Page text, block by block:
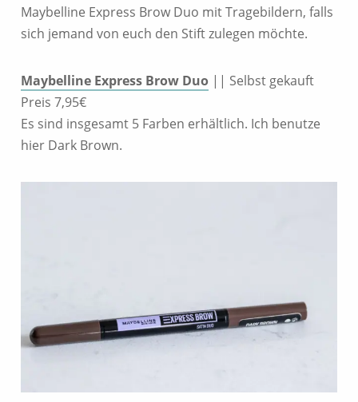
Maybelline Express Brow Duo mit Tragebildern, falls
sich jemand von euch den Stift zulegen möchte.
Maybelline Express Brow Duo || Selbst gekauft
Preis 7,95€
Es sind insgesamt 5 Farben erhältlich. Ich benutze
hier Dark Brown.